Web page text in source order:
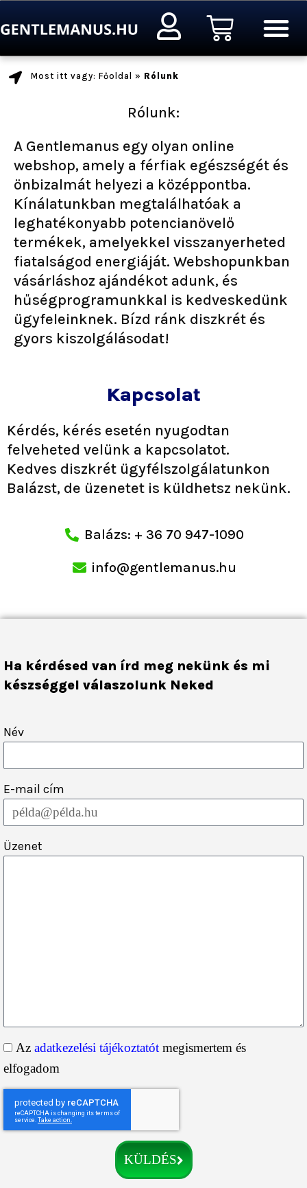
a
Kosár
Most itt vagy: Főoldal » Rólunk
Rólunk:
A Gentlemanus egy olyan online
webshop, amely a férfiak egészségét és
önbizalmát helyezi a középpontba.
Kínálatunkban megtalálhatóak a
leghatékonyabb potencianövelő
termékek, amelyekkel visszanyerheted
fiatalságod energiáját. Webshopunkban
vásárláshoz ajándékot adunk, és
hűségprogramunkkal is kedveskedünk
ügyfeleinknek. Bízd ránk diszkrét és
gyors kiszolgálásodat!
Kapcsolat
Kérdés, kérés esetén nyugodtan
felveheted velünk a kapcsolatot.
Kedves diszkrét ügyfélszolgálatunkon
Balázst, de üzenetet is küldhetsz nekünk.
Balázs: + 36 70 947-1090
info@gentlemanus.hu
Ha kérdésed van írd meg nekünk és mi
készséggel válaszolunk Neked
Név
E-mail cím
Üzenet
Az adatkezelési tájékoztatót megismertem és
elfogadom
KÜLDÉS